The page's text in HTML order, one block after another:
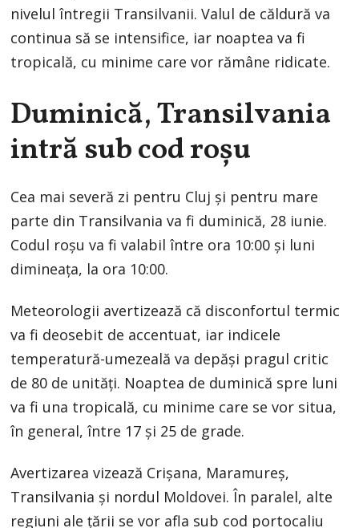
nivelul întregii Transilvanii. Valul de căldură va
continua să se intensifice, iar noaptea va fi
tropicală, cu minime care vor rămâne ridicate.
Duminică, Transilvania
intră sub cod roșu
Cea mai severă zi pentru Cluj și pentru mare
parte din Transilvania va fi duminică, 28 iunie.
Codul roșu va fi valabil între ora 10:00 și luni
dimineața, la ora 10:00.
Meteorologii avertizează că disconfortul termic
va fi deosebit de accentuat, iar indicele
temperatură-umezeală va depăși pragul critic
de 80 de unități. Noaptea de duminică spre luni
va fi una tropicală, cu minime care se vor situa,
în general, între 17 și 25 de grade.
Avertizarea vizează Crișana, Maramureș,
Transilvania și nordul Moldovei. În paralel, alte
regiuni ale țării se vor afla sub cod portocaliu